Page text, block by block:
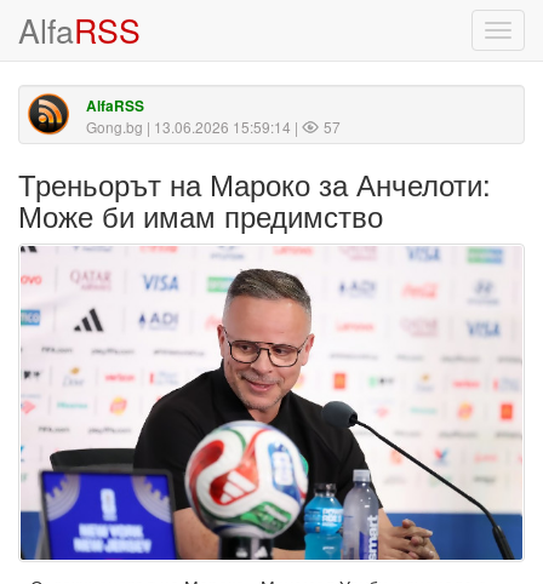
AlfaRSS
AlfaRSS
Gong.bg | 13.06.2026 15:59:14 | 57
Треньорът на Мароко за Анчелоти:
Може би имам предимство